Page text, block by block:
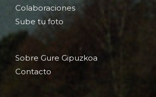
Colaboraciones
Sube tu foto
Sobre Gure Gipuzkoa
Contacto